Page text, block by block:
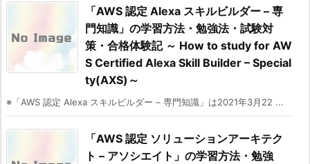
「AWS 認定 Alexa スキルビルダー – 専
門知識」の学習方法・勉強法・試験対
策・合格体験記 ～ How to study for AW
S Certified Alexa Skill Builder – Special
ty(AXS)～
※「AWS 認定 Alexa スキルビルダー – 専門知識」は2021年3月22 ...
「AWS 認定 ソリューションアーキテク
ト – アソシエイト」の学習方法・勉強